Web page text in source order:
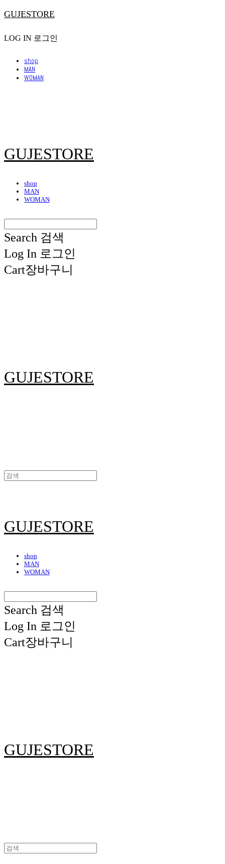
GUJESTORE
LOG IN 로그인
shop
MAN
WOMAN
GUJESTORE
shop
MAN
WOMAN
Search 검색
Log In 로그인
Cart장바구니
GUJESTORE
GUJESTORE
shop
MAN
WOMAN
Search 검색
Log In 로그인
Cart장바구니
GUJESTORE